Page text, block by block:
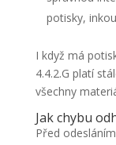
potisky,
I když má
4.4.2.G platí
všechny
Jak chybu
Před